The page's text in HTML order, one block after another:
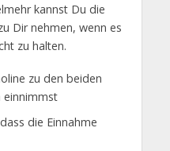
kannst Du die
Dir nehmen, wenn es
zu halten.
zu den beiden
einnimmst
die Einnahme